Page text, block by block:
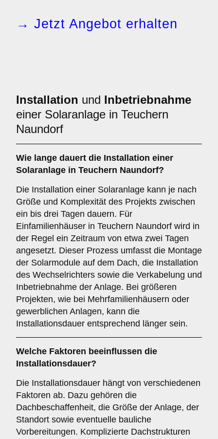
→ Jetzt Angebot erhalten
Installation und Inbetriebnahme
einer Solaranlage in Teuchern
Naundorf
Wie lange dauert die Installation einer
Solaranlage in Teuchern Naundorf?
Die Installation einer Solaranlage kann je nach
Größe und Komplexität des Projekts zwischen
ein bis drei Tagen dauern. Für
Einfamilienhäuser in Teuchern Naundorf wird in
der Regel ein Zeitraum von etwa zwei Tagen
angesetzt. Dieser Prozess umfasst die Montage
der Solarmodule auf dem Dach, die Installation
des Wechselrichters sowie die Verkabelung und
Inbetriebnahme der Anlage. Bei größeren
Projekten, wie bei Mehrfamilienhäusern oder
gewerblichen Anlagen, kann die
Installationsdauer entsprechend länger sein.
Welche Faktoren beeinflussen die
Installationsdauer?
Die Installationsdauer hängt von verschiedenen
Faktoren ab. Dazu gehören die
Dachbeschaffenheit, die Größe der Anlage, der
Standort sowie eventuelle bauliche
Vorbereitungen. Komplizierte Dachstrukturen